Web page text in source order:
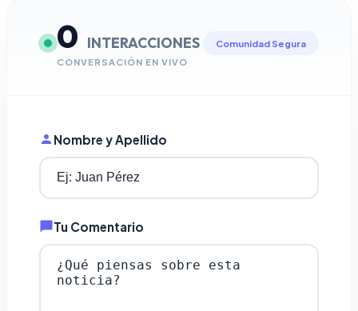
0 INTERACCIONES
CONVERSACIÓN EN VIVO
Comunidad Segura
Nombre y Apellido
Tu Comentario